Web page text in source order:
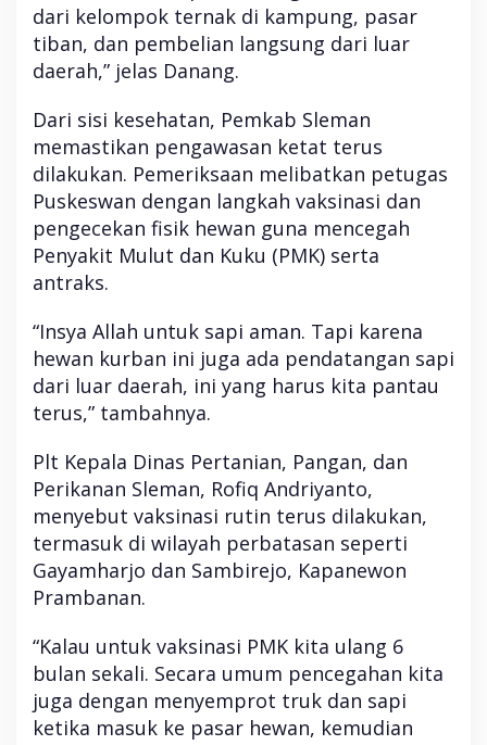
dari kelompok ternak di kampung, pasar
tiban, dan pembelian langsung dari luar
daerah,” jelas Danang.
Dari sisi kesehatan, Pemkab Sleman
memastikan pengawasan ketat terus
dilakukan. Pemeriksaan melibatkan petugas
Puskeswan dengan langkah vaksinasi dan
pengecekan fisik hewan guna mencegah
Penyakit Mulut dan Kuku (PMK) serta
antraks.
“Insya Allah untuk sapi aman. Tapi karena
hewan kurban ini juga ada pendatangan sapi
dari luar daerah, ini yang harus kita pantau
terus,” tambahnya.
Plt Kepala Dinas Pertanian, Pangan, dan
Perikanan Sleman, Rofiq Andriyanto,
menyebut vaksinasi rutin terus dilakukan,
termasuk di wilayah perbatasan seperti
Gayamharjo dan Sambirejo, Kapanewon
Prambanan.
“Kalau untuk vaksinasi PMK kita ulang 6
bulan sekali. Secara umum pencegahan kita
juga dengan menyemprot truk dan sapi
ketika masuk ke pasar hewan, kemudian